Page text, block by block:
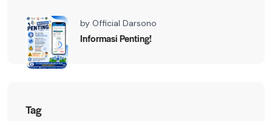
by Official Darsono
Informasi Penting!
Tag